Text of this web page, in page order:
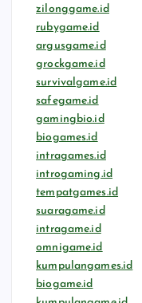
zilonggame.id
rubygame.id
argusgame.id
grockgame.id
survivalgame.id
safegame.id
gamingbio.id
biogames.id
intragames.id
introgaming.id
tempatgames.id
suaragame.id
intragame.id
omnigame.id
kumpulangames.id
biogame.id